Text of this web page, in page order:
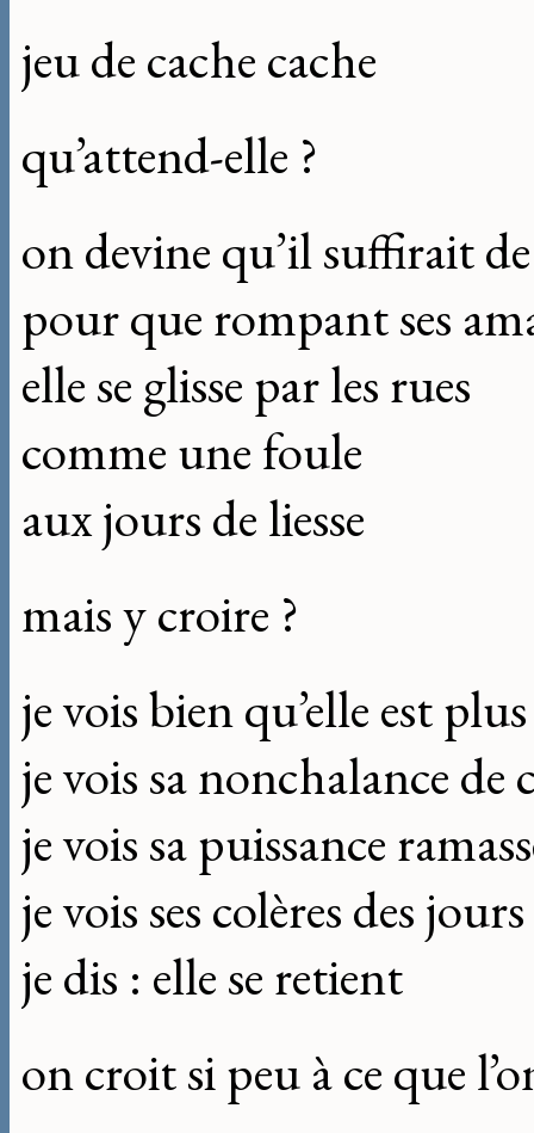
jeu de cache cache
qu’attend-elle ?
on devine qu’il suffirait
pour que rompant ses
elle se glisse par les rues
comme une foule
aux jours de liesse
mais y croire ?
je vois bien qu’elle est
je vois sa nonchalance de
je vois sa puissance
je vois ses colères des
je dis : elle se retient
on croit si peu à ce que